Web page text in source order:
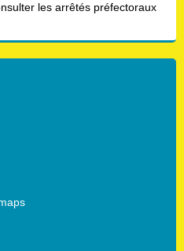
les arrêtés préfectoraux